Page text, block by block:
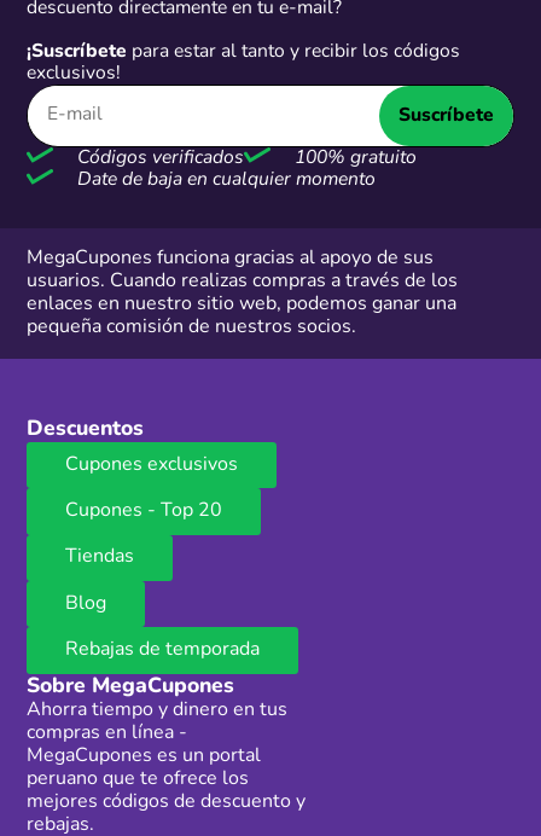
descuento directamente en tu e-mail?
¡Suscríbete para estar al tanto y recibir los códigos
exclusivos!
Suscríbete
Códigos verificados
100% gratuito
Date de baja en cualquier momento
MegaCupones funciona gracias al apoyo de sus
usuarios. Cuando realizas compras a través de los
enlaces en nuestro sitio web, podemos ganar una
pequeña comisión de nuestros socios.
Descuentos
Cupones exclusivos
Cupones - Top 20
Tiendas
Blog
Rebajas de temporada
Sobre MegaCupones
Ahorra tiempo y dinero en tus
compras en línea -
MegaCupones es un portal
peruano que te ofrece los
mejores códigos de descuento y
rebajas.